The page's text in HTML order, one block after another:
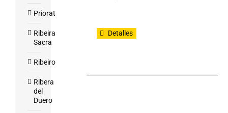
Detalles
Priorat
Ribeira
Sacra
Ribeiro
Ribera
del
Duero